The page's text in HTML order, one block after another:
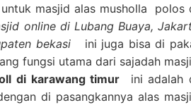
masjid alas musholla polos
online di Lubang Buaya,
bekasi ini juga bisa di
fungsi utama dari sajadah
di karawang timur ini adalah
di pasangkannya alas